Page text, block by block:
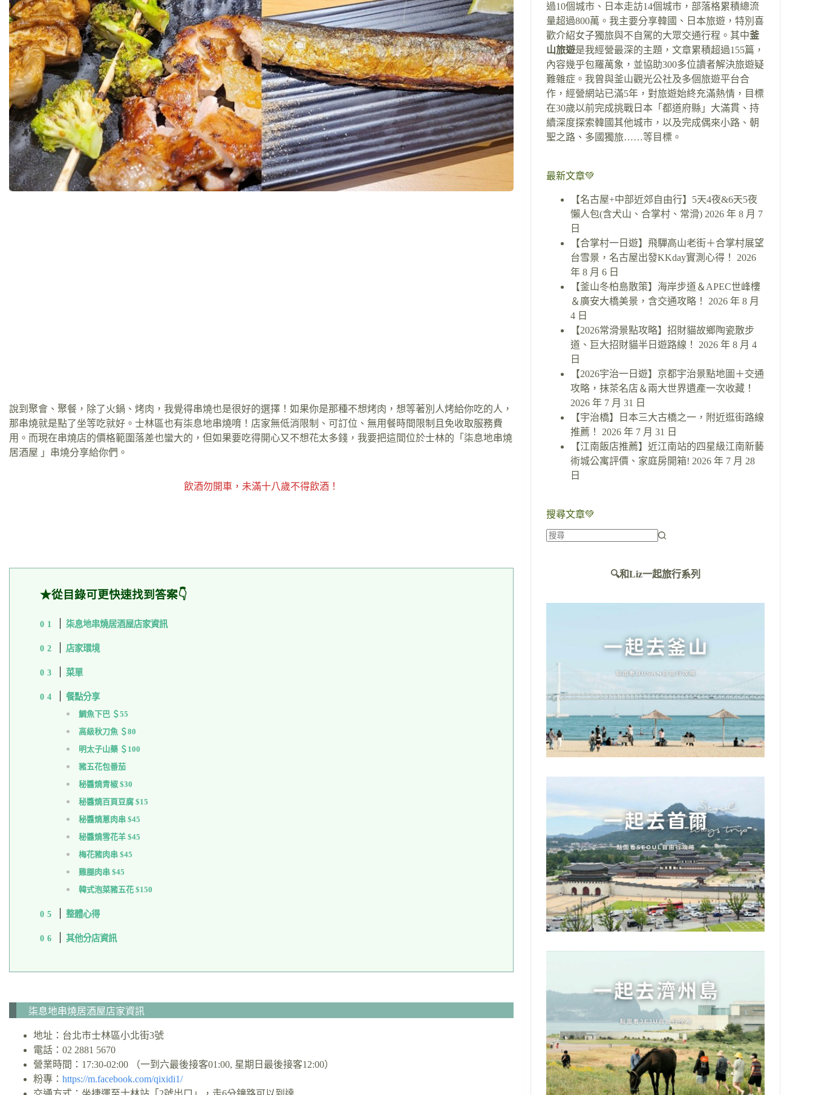
說到聚會、聚餐，除了火鍋、烤肉，我覺得串燒也是很好的選擇！如果你是那種不想烤肉，想等著別人烤給你吃的人，
那串燒就是點了坐等吃就好。士林區也有柒息地串燒唷！店家無低消限制、可訂位、無用餐時間限制且免收取服務費
用。而現在串燒店的價格範圍落差也蠻大的，但如果要吃得開心又不想花太多錢，我要把這間位於士林的「柒息地串燒
居酒屋 」串燒分享給你們。
飲酒勿開車，未滿十八歲不得飲酒！
★從目錄可更快速找到答案👇
柒息地串燒居酒屋店家資訊
店家環境
菜單
餐點分享
鯛魚下巴 ＄55
高級秋刀魚 ＄80
明太子山藥 ＄100
豬五花包番茄
秘醬燒青椒 $30
秘醬燒百頁豆腐 $15
秘醬燒蔥肉串 $45
秘醬燒雪花羊 $45
梅花豬肉串 $45
雞腿肉串 $45
韓式泡菜豬五花 $150
整體心得
其他分店資訊
柒息地串燒居酒屋店家資訊
地址：台北市士林區小北街3號
電話：02 2881 5670
營業時間：17:30-02:00 （一到六最後接客01:00, 星期日最後接客12:00）
粉專： https://m.facebook.com/qixidi1/
過10個城市、日本走訪14個城市，部落格累積總流
量超過800萬。我主要分享韓國、日本旅遊，特別喜
歡介紹女子獨旅與不自駕的大眾交通行程。其中釜
山旅遊是我經營最深的主題，文章累積超過155篇，
內容幾乎包羅萬象，並協助300多位讀者解決旅遊疑
難雜症。我曾與釜山觀光公社及多個旅遊平台合
作，經營網站已滿5年，對旅遊始終充滿熱情，目標
在30歲以前完成挑戰日本「都道府縣」大滿貫、持
續深度探索韓國其他城市，以及完成偶來小路、朝
聖之路、多國獨旅……等目標。
最新文章💚
【名古屋+中部近郊自由行】5天4夜&6天5夜
懶人包(含犬山、合掌村、常滑) 2026 年 8 月 7
日
【合掌村一日遊】飛驒高山老街＋合掌村展望
台雪景，名古屋出發KKday實測心得！
2026
年 8 月 6 日
【釜山冬柏島散策】海岸步道＆APEC世峰樓
＆廣安大橋美景，含交通攻略！
2026 年 8 月
4 日
【2026常滑景點攻略】招財貓故鄉陶瓷散步
道、巨大招財貓半日遊路線！
2026 年 8 月 4
日
【2026宇治一日遊】京都宇治景點地圖＋交通
攻略，抹茶名店＆兩大世界遺產一次收藏！
2026 年 7 月 31 日
【宇治橋】日本三大古橋之一，附近逛街路線
推薦！
2026 年 7 月 31 日
【江南飯店推薦】近江南站的四星級江南新藝
術城公寓評價、家庭房開箱! 2026 年 7 月 28
日
搜尋文章💚
🔍和Liz一起旅行系列